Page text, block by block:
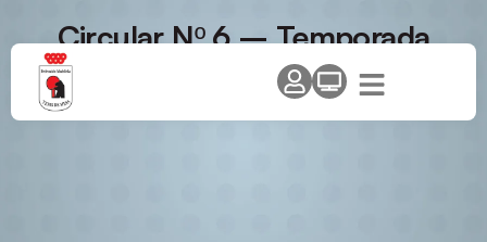
Circular Nº 6 – Temporada
2008/2009. VII Cto.
Internacional S.S.Reyes